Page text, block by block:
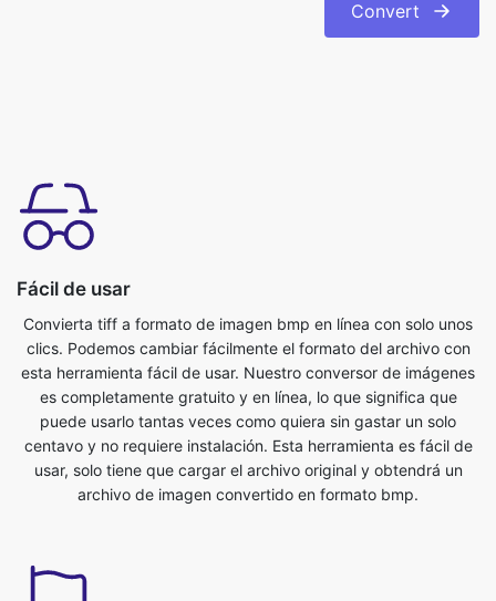
Fácil de usar
Convierta tiff a formato de imagen bmp en línea con solo unos
clics. Podemos cambiar fácilmente el formato del archivo con
esta herramienta fácil de usar. Nuestro conversor de imágenes
puede usarlo tantas veces como quiera sin gastar un solo
centavo y no requiere instalación. Esta herramienta es fácil de
usar, solo tiene que cargar el archivo original y obtendrá un
archivo de imagen convertido en formato bmp.
Ahorra tiempo